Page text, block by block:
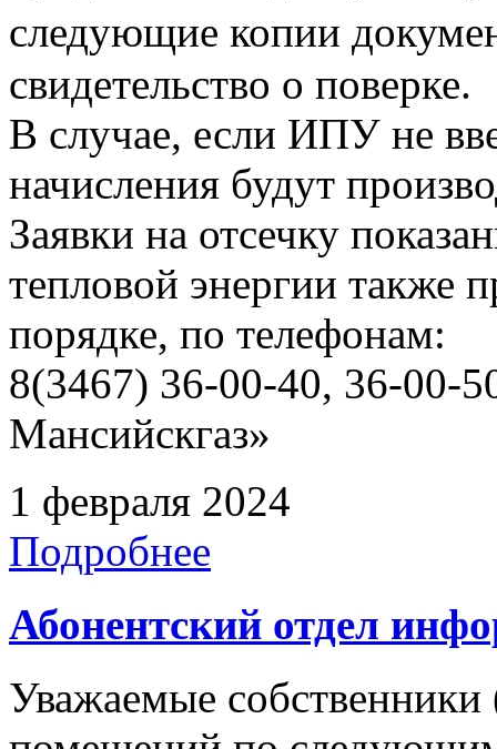
следующие копии
свидетельство о поверке.
В случае, если ИПУ не
начисления будут
Заявки на отсечку
тепловой энергии также
порядке, по телефонам:
8(3467) 36-00-40, 36-
Мансийскгаз»
1 февраля 2024
Подробнее
Абонентский отдел
Уважаемые